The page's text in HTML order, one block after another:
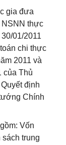
gia đưa
NSNN thực
01/2011
chi thực
2011 và
của Thủ
định
Chính
Vốn
trung